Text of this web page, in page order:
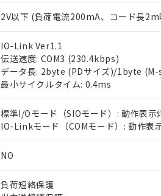
2V以下 (負荷電流200mA、コード長2m
IO-Link Ver1.1
伝送速度: COM3 (230.4kbps)
データ長: 2byte (PDサイズ)/1byte
最小サイクルタイム: 0.4ms
標準I/Oモード（SIOモード）: 動作表
IO-Linkモード（COMモード）: 動作
NO
負荷短絡保護
ご利用条件
※1 対応状況
対応予定：EU RoHS指令
対応予定なし：EU RoHS
調査・確認中：EU RoHS
があります。
「○」：最大均質材料含有
「×」：最大均質材料含有